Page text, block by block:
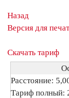
Назад
Версия для
Скачать тариф
Расстояние:
Тариф полный: